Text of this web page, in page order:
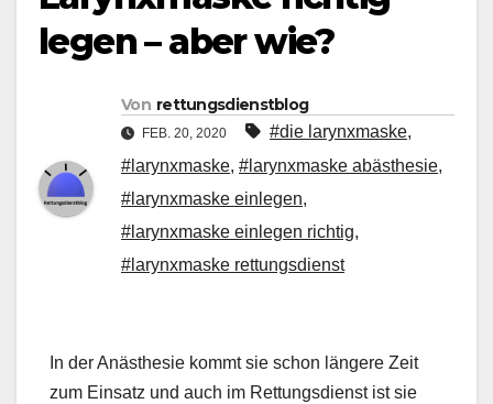
legen – aber wie?
Von rettungsdienstblog
FEB. 20, 2020 #die larynxmaske,
#larynxmaske, #larynxmaske abästhesie,
#larynxmaske einlegen,
#larynxmaske einlegen richtig,
#larynxmaske rettungsdienst
In der Anästhesie kommt sie schon längere Zeit
zum Einsatz und auch im Rettungsdienst ist sie